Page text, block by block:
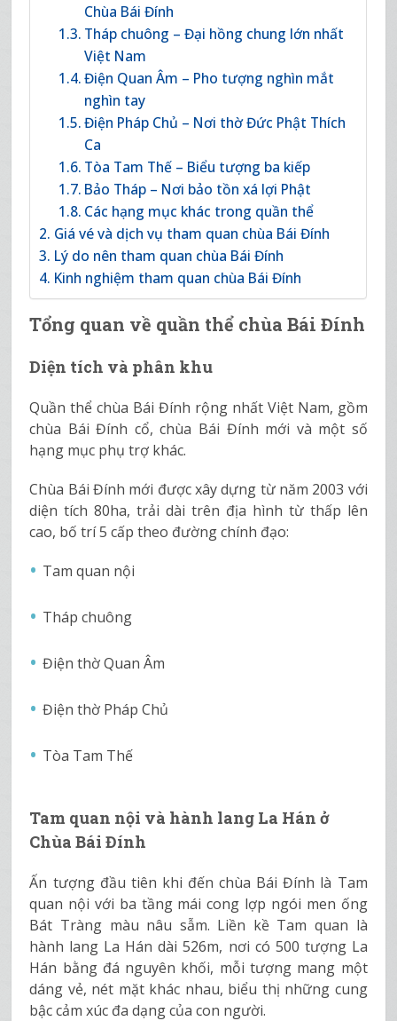
Chùa Bái Đính
Tháp chuông – Đại hồng chung lớn nhất
Việt Nam
Điện Quan Âm – Pho tượng nghìn mắt
nghìn tay
Điện Pháp Chủ – Nơi thờ Đức Phật Thích
Ca
Tòa Tam Thế – Biểu tượng ba kiếp
Bảo Tháp – Nơi bảo tồn xá lợi Phật
Các hạng mục khác trong quần thể
Giá vé và dịch vụ tham quan chùa Bái Đính
Lý do nên tham quan chùa Bái Đính
Kinh nghiệm tham quan chùa Bái Đính
Tổng quan về quần thể chùa Bái Đính
Diện tích và phân khu
Quần thể chùa Bái Đính rộng nhất Việt Nam, gồm
chùa Bái Đính cổ, chùa Bái Đính mới và một số
hạng mục phụ trợ khác.
Chùa Bái Đính mới được xây dựng từ năm 2003 với
diện tích 80ha, trải dài trên địa hình từ thấp lên
cao, bố trí 5 cấp theo đường chính đạo:
Tam quan nội
Tháp chuông
Điện thờ Quan Âm
Điện thờ Pháp Chủ
Tòa Tam Thế
Tam quan nội và hành lang La Hán ở
Chùa Bái Đính
Ấn tượng đầu tiên khi đến chùa Bái Đính là Tam
quan nội với ba tầng mái cong lợp ngói men ống
Bát Tràng màu nâu sẫm. Liền kề Tam quan là
hành lang La Hán dài 526m, nơi có 500 tượng La
Hán bằng đá nguyên khối, mỗi tượng mang một
dáng vẻ, nét mặt khác nhau, biểu thị những cung
bậc cảm xúc đa dạng của con người.